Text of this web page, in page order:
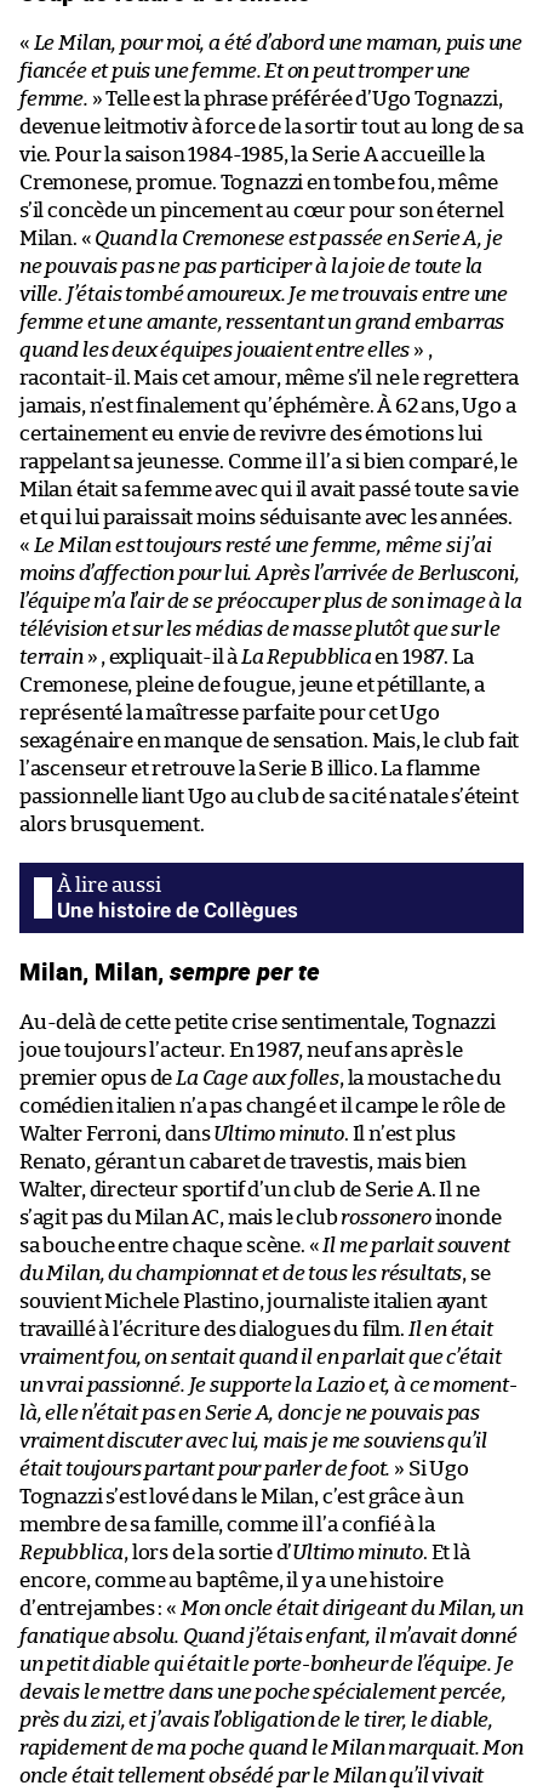
« Le Milan, pour moi, a été d’abord une maman, puis une
fiancée et puis une femme. Et on peut tromper une
femme. » Telle est la phrase préférée d’Ugo Tognazzi,
devenue leitmotiv à force de la sortir tout au long de sa
vie. Pour la saison 1984-1985, la Serie A accueille la
Cremonese, promue. Tognazzi en tombe fou, même
s’il concède un pincement au cœur pour son éternel
Milan. « Quand la Cremonese est passée en Serie A, je
ne pouvais pas ne pas participer à la joie de toute la
ville. J’étais tombé amoureux. Je me trouvais entre une
femme et une amante, ressentant un grand embarras
quand les deux équipes jouaient entre elles » ,
racontait-il. Mais cet amour, même s’il ne le regrettera
jamais, n’est finalement qu’éphémère. À 62 ans, Ugo a
certainement eu envie de revivre des émotions lui
rappelant sa jeunesse. Comme il l’a si bien comparé, le
Milan était sa femme avec qui il avait passé toute sa vie
et qui lui paraissait moins séduisante avec les années.
« Le Milan est toujours resté une femme, même si j’ai
moins d’affection pour lui. Après l’arrivée de Berlusconi,
l’équipe m’a l’air de se préoccuper plus de son image à la
télévision et sur les médias de masse plutôt que sur le
terrain» , expliquait-il à La Repubblicaen 1987. La
Cremonese, pleine de fougue, jeune et pétillante, a
représenté la maîtresse parfaite pour cet Ugo
sexagénaire en manque de sensation. Mais, le club fait
l’ascenseur et retrouve la Serie B illico. La flamme
passionnelle liant Ugo au club de sa cité natale s’éteint
alors brusquement.
Une histoire de Collègues
Milan, Milan,sempre per te
Au-delà de cette petite crise sentimentale, Tognazzi
joue toujours l’acteur. En 1987, neuf ans après le
premier opus de La Cage aux folles, la moustache du
comédien italien n’a pas changé et il campe le rôle de
Walter Ferroni, dansUltimo minuto. Il n’est plus
Renato, gérant un cabaret de travestis, mais bien
Walter, directeur sportif d’un club de Serie A. Il ne
s’agit pas du Milan AC, mais le clubrossoneroinonde
sa bouche entre chaque scène. « Il me parlait souvent
du Milan, du championnat et de tous les résultats, se
souvient Michele Plastino, journaliste italien ayant
travaillé à l’écriture des dialogues du film. Il en était
vraiment fou, on sentait quand il en parlait que c’était
un vrai passionné. Je supporte la Lazio et, à ce moment-
là, elle n’était pas en Serie A, donc je ne pouvais pas
vraiment discuter avec lui, mais je me souviens qu’il
était toujours partant pour parler de foot. » Si Ugo
Tognazzi s’est lové dans le Milan, c’est grâce à un
membre de sa famille, comme il l’a confié à la
Repubblica, lors de la sortie d’Ultimo minuto. Et là
encore, comme au baptême, il y a une histoire
d’entrejambes : « Mon oncle était dirigeant du Milan, un
fanatique absolu. Quand j’étais enfant, il m’avait donné
un petit diable qui était le porte-bonheur de l’équipe. Je
devais le mettre dans une poche spécialement percée,
près du zizi, et j’avais l’obligation de le tirer, le diable,
rapidement de ma poche quand le Milan marquait. Mon
oncle était tellement obsédé par le Milan qu’il vivait